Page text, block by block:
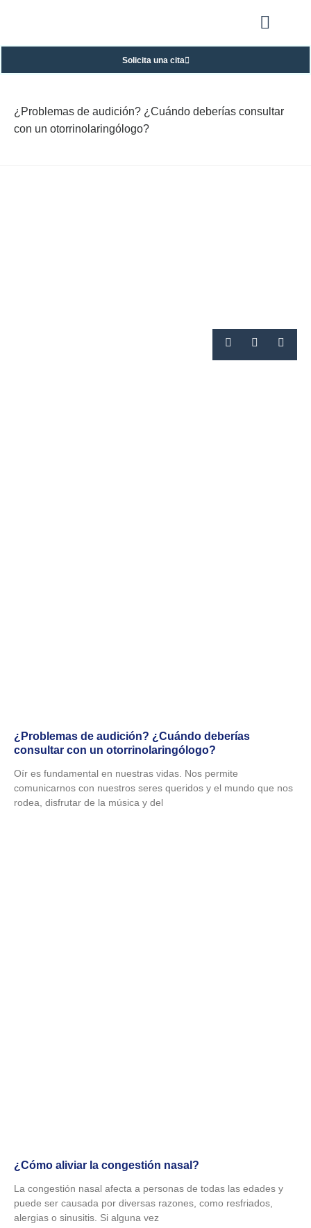
Solicita una cita
¿Problemas de audición? ¿Cuándo deberías consultar
con un otorrinolaringólogo?
¿Problemas de audición? ¿Cuándo deberías
consultar con un otorrinolaringólogo?
Oír es fundamental en nuestras vidas. Nos permite
comunicarnos con nuestros seres queridos y el mundo que nos
rodea, disfrutar de la música y del
¿Cómo aliviar la congestión nasal?
La congestión nasal afecta a personas de todas las edades y
puede ser causada por diversas razones, como resfriados,
alergias o sinusitis. Si alguna vez